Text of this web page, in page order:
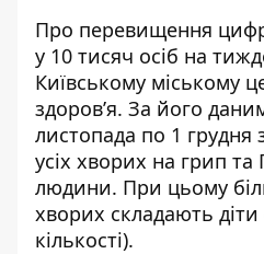
Про перевищення
у 10 тисяч осіб на
Київському міському
здоров’я. За його
листопада по 1 грудня
усіх хворих на грип та
людини. При цьому
хворих складають діти
кількості).